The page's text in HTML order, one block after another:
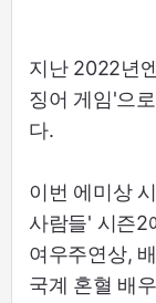
지난 2022년
징어 게임'으
다.
이번 에미상
사람들' 시즌2
여우주연상,
국계 혼혈 배